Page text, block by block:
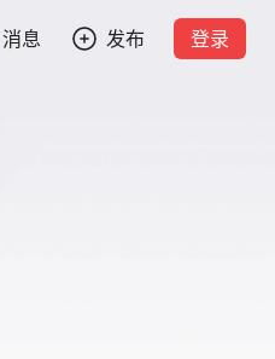
消息 发布 登录